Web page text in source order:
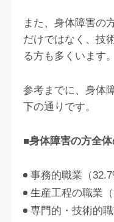
また、身体障害の
だけではなく、技
る方も多くいます。
参考までに、身体
下の通りです。
■身体障害の方全体
事務的職業（
生産工程の職業（
専門的・技術的職